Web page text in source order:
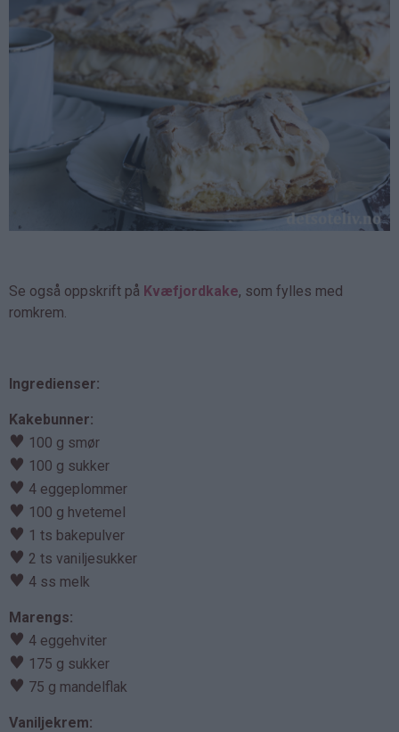
Se også oppskrift på Kvæfjordkake, som fylles med
romkrem.
Ingredienser:
Kakebunner:
♥ 100 g smør
♥ 100 g sukker
♥ 4 eggeplommer
♥ 100 g hvetemel
♥ 1 ts bakepulver
♥ 2 ts vaniljesukker
♥ 4 ss melk
Marengs:
♥ 4 eggehviter
♥ 175 g sukker
♥ 75 g mandelflak
Vaniljekrem: